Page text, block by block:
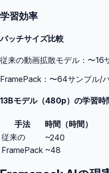
学習効率
バッチサイズ比較
従来の動画拡散モデル：〜16
FramePack：〜64サンプル/
13Bモデル（480p）の学習時
手法
時間（時間）
従来の
~240
FramePack ~48